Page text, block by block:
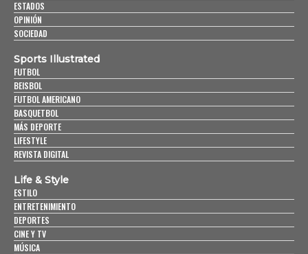
ESTADOS
OPINIÓN
SOCIEDAD
Sports Illustrated
FUTBOL
BEISBOL
FUTBOL AMERICANO
BASQUETBOL
MÁS DEPORTE
LIFESTYLE
REVISTA DIGITAL
Life & Style
ESTILO
ENTRETENIMIENTO
DEPORTES
CINE Y TV
MÚSICA